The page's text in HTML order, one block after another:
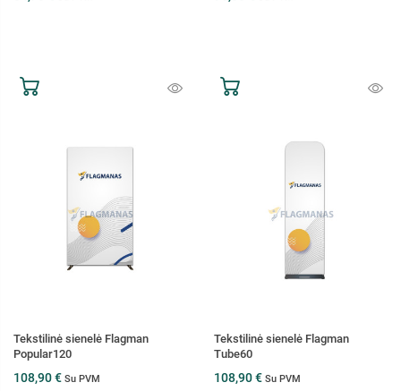
Tekstilinė sienelė Flagman
Popular120
108,90 € Su PVM
Tekstilinė sienelė Flagman
Tube60
108,90 € Su PVM